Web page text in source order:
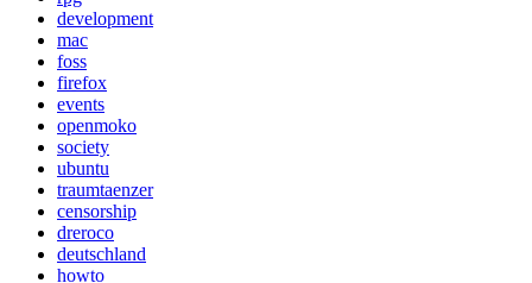
development
mac
foss
firefox
events
openmoko
society
ubuntu
traumtaenzer
censorship
dreroco
deutschland
howto